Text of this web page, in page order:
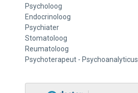
Psycholoog
Endocrinoloog
Psychiater
Stomatoloog
Reumatoloog
Psychoterapeut - Psychoanalyticus